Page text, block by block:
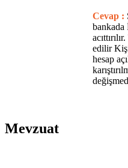
Cevap :
bankada
edilir
hesap
Mevzuat